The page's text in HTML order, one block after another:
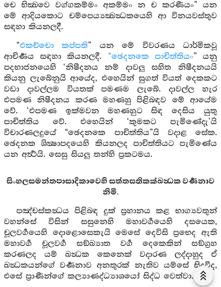
චෙ භික්‍ඛවෙ වග්ගකම්මං අකම්මං න ච කරණීයං” යන
මේ ආදියකොට චම්පෙය්‍යක්‍ඛන්‍ධකයෙහි ආ විනයවස්තුව
සඳහා කියනලදී.
“එකච්චො කප්පති” යන මේ විවරණය ධාර්මිකවූ
ආචිර්‍ණය සඳහා කියනලදී. “ඡෙදනකෙ පාචිත්තියං” යනු
පදභාජනයෙහි ‘නිෂීදනය නම් දාවලු සහිත නිෂීදනයයි
කියනු ලැබේනුයි ආයේද, එහෙයින් සුගත් වියත් දෙකකට
වඩා දාවල්ලම වියතක් පමණම ලැබේ. දාවල්ල හැර
එපමණ නිෂීදනය කරණ මහණහු පිළිබඳව මේ ආයේම
වේ. ‘එපමණ ඉක්මවන මහණහුට සිඳ දෙසිය යුතු
පාචිත්තිය වේ. එහෙයින් ‘කුමකට පැමිණේදැ’යි
විචාරණලදුයේ “ඡෙදනකෙ පාචිත්තිය”යි වදාළ සේක.
ඡෙදනක ශික්‍ෂාපදයෙහි කියනලද පාචිත්තියට පැමිණේය
යන අර්‍ත්‍ථයි. සෙසු සියලු තන්හි ප්‍රකටමය.
සිංහලසමන්තපාසාදිකාවෙහි සත්තසතිකක්‍ඛන්‍ධක වර්‍ණනාව
නිමි.
පඤ්චස්කන්‍ධය පිළිබඳ දුක් ප්‍රහානය කළ භාග්‍යවතුන්
වහන්සේ විසින් සසුනෙහි මහාවර්‍ගයෙහි දසයෙක,
චූලවර්‍ගයෙහි දොළොසෙකැයි මෙසේ දෙවිසි ප්‍රභෙද ඇති
මහාවර්‍ග චූලවර්‍ග සඞ්ඛ්‍යාත වර්‍ග දෙකෙකින් සඞ්ග්‍රහ
කරණලද යම් ඛන්‍ධක කෙනෙක් වදාරණ ලද්දාහුද ඒ
ඛන්‍ධකයන්ගේ වර්‍ණනාව අනතුරක් නැතිව යම්සේ සිදුවීද,
එසේ ප්‍රාණීන්ගේ කල්‍යාණද්ධ්‍යාශයෝ සිද්ධ වෙත්වා.